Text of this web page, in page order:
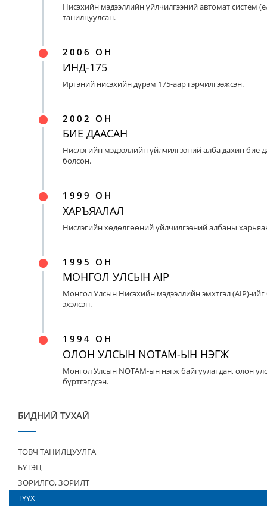
Нисэхийн мэдээллийн үйлчилгээний автомат систем
танилцуулсан.
2006 ОН
ИНД-175
Иргэний нисэхийн дүрэм 175-аар гэрчилгээжсэн.
2002 ОН
БИЕ ДААСАН
Нислэгийн мэдээллийн үйлчилгээний алба дахин бие
болсон.
1999 ОН
ХАРЪЯАЛАЛ
Нислэгийн хөдөлгөөний үйлчилгээний албаны
1995 ОН
МОНГОЛ УЛСЫН AIP
Монгол Улсын Нисэхийн мэдээллийн эмхтгэл (AIP)-
эхэлсэн.
1994 ОН
ОЛОН УЛСЫН NOTAM-ЫН НЭГЖ
Монгол Улсын NOTAM-ын нэгж байгуулагдан, олон
бүртгэгдсэн.
БИДНИЙ ТУХАЙ
ТОВЧ ТАНИЛЦУУЛГА
БҮТЭЦ
ЗОРИЛГО, ЗОРИЛТ
ТҮҮХ